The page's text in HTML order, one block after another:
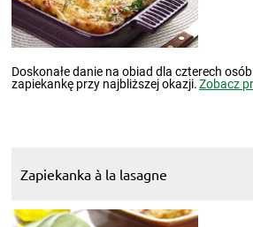
Doskonałe danie na obiad dla czterech
zapiekankę przy najbliższej okazji.Zobacz
Zapiekanka à la lasagne